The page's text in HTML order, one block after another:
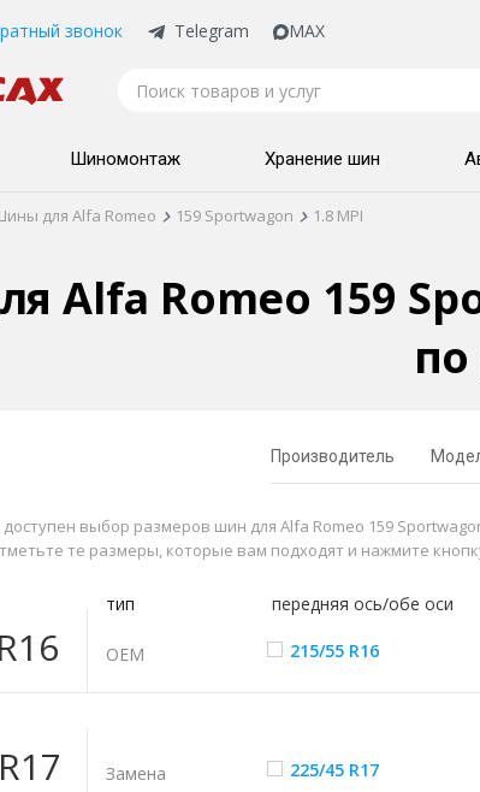
звонок Telegram MAX
Шиномонтаж Хранение шин
для Alfa Romeo 159 Sportwagon 1.8 MPI
Alfa Romeo 159
Производитель
выбор размеров шин для Alfa Romeo 159
те размеры, которые вам подходят и нажмите
R16
тип передняя ось/обе оси
ОЕМ 215/55 R16
R17 Замена 225/45 R17